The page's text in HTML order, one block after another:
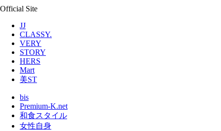
Official Site
JJ
CLASSY.
VERY
STORY
HERS
Mart
美ST
bis
Premium-K.net
和食スタイル
女性自身